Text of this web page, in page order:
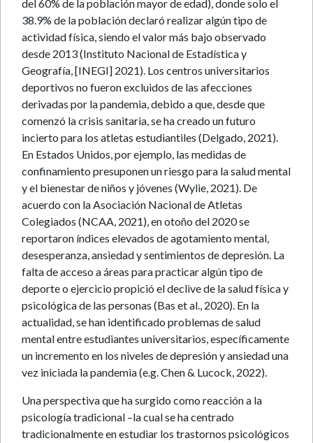
del 60% de la población mayor de edad), donde solo el
38.9% de la población declaró realizar algún tipo de
actividad física, siendo el valor más bajo observado
desde 2013 (Instituto Nacional de Estadística y
Geografía, [INEGI] 2021). Los centros universitarios
deportivos no fueron excluidos de las afecciones
derivadas por la pandemia, debido a que, desde que
comenzó la crisis sanitaria, se ha creado un futuro
incierto para los atletas estudiantiles (Delgado, 2021).
En Estados Unidos, por ejemplo, las medidas de
confinamiento presuponen un riesgo para la salud mental
y el bienestar de niños y jóvenes (Wylie, 2021). De
acuerdo con la Asociación Nacional de Atletas
Colegiados (NCAA, 2021), en otoño del 2020 se
reportaron índices elevados de agotamiento mental,
desesperanza, ansiedad y sentimientos de depresión. La
falta de acceso a áreas para practicar algún tipo de
deporte o ejercicio propició el declive de la salud física y
psicológica de las personas (Bas et al., 2020). En la
actualidad, se han identificado problemas de salud
mental entre estudiantes universitarios, específicamente
un incremento en los niveles de depresión y ansiedad una
vez iniciada la pandemia (e.g. Chen & Lucock, 2022).
Una perspectiva que ha surgido como reacción a la
psicología tradicional –la cual se ha centrado
tradicionalmente en estudiar los trastornos psicológicos